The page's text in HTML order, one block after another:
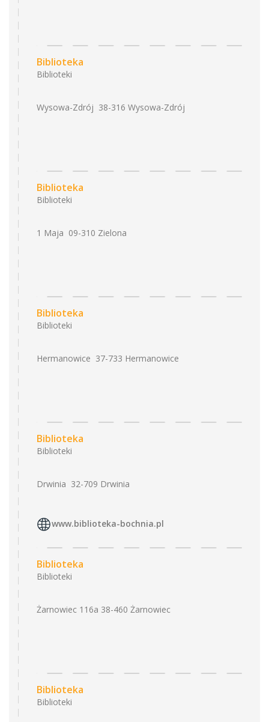
Biblioteka
Biblioteki
Wysowa-Zdrój 38-316 Wysowa-Zdrój
Biblioteka
Biblioteki
1 Maja 09-310 Zielona
Biblioteka
Biblioteki
Hermanowice 37-733 Hermanowice
Biblioteka
Biblioteki
Drwinia 32-709 Drwinia
www.biblioteka-bochnia.pl
Biblioteka
Biblioteki
Żarnowiec 116a 38-460 Żarnowiec
Biblioteka
Biblioteki